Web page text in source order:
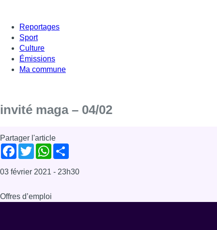
Reportages
Sport
Culture
Émissions
Ma commune
invité maga – 04/02
Partager l'article
Facebook
TwitterWhatsApp
03 février 2021 - 23h30
Offres d’emploi